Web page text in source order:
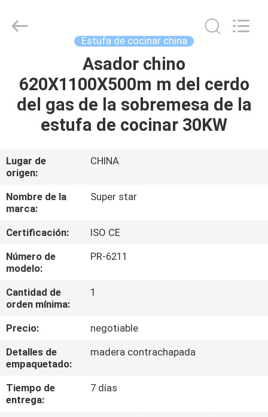
PRODUCTOS
SOBRE
NOSOTROS
VIAJE
DE
LA
FÁBRICA
CONTROL
DE
CALIDAD
Catering
equipments
Estufa de cocinar china
Asador chino
620X1100X500m m del cerdo
del gas de la sobremesa de la
estufa de cocinar 30KW
Lugar de
origen:
CHINA
Nombre de la
marca:
Super star
Certificación:
ISO CE
Número de
modelo:
PR-6211
Cantidad de
orden mínima:
1
Precio:
negotiable
Detalles de
empaquetado:
madera contrachapada
Tiempo de
entrega:
7 días